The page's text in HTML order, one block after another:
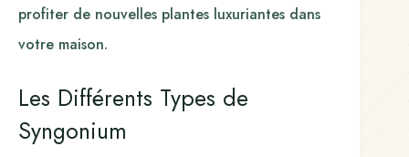
profiter de nouvelles plantes luxuriantes dans
votre maison.
Les Différents Types de
Syngonium